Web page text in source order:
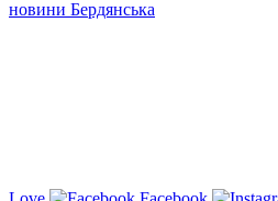
новини Бердянська